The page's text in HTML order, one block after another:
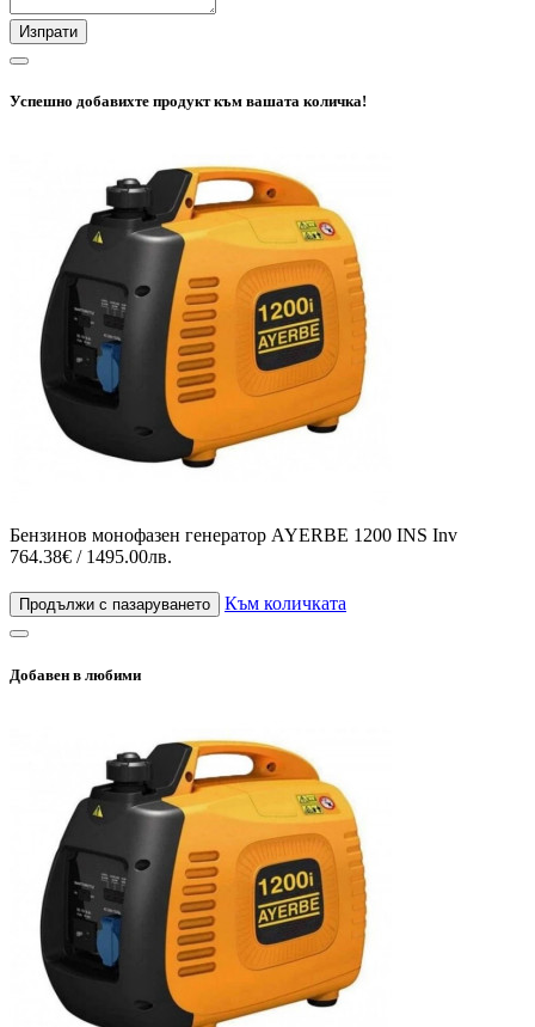
Изпрати
Успешно добавихте продукт към вашата количка!
Бензинов монофазен генератор AYERBE 1200 INS Inv
764.38€ / 1495.00лв.
Продължи с пазаруването Към количката
Добавен в любими